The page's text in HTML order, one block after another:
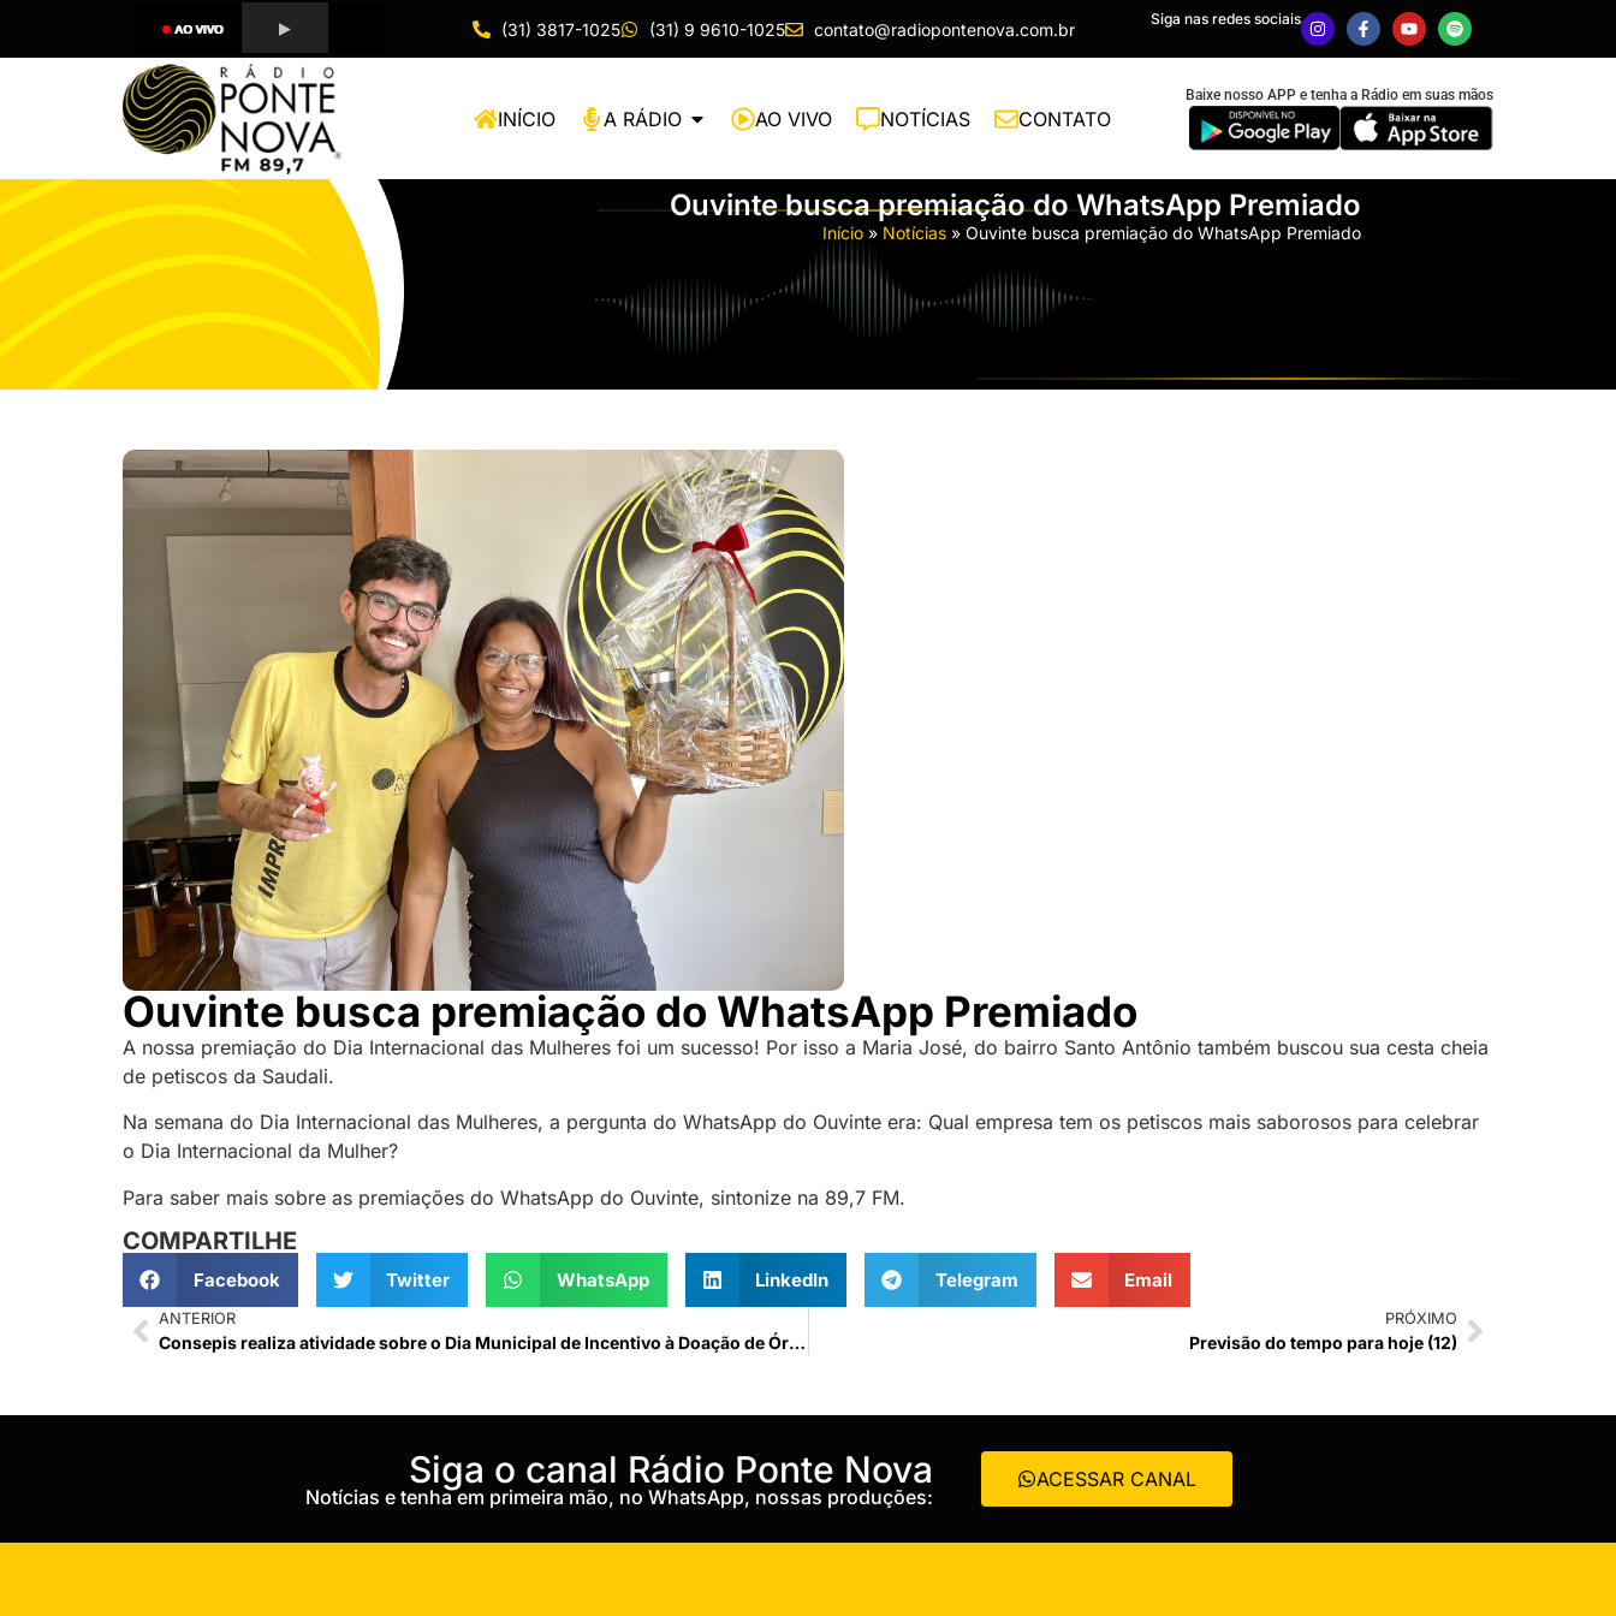
(31) 3817-1025 (31) 9 9610-1025 contato@radiopontenova.com.br Siga nas redes sociais
INÍCIO A RÁDIO AO VIVO NOTÍCIAS CONTATO
Baixe nosso APP e tenha a Rádio em suas mãos
Ouvinte busca premiação do WhatsApp Premiado
Início » Notícias »Ouvinte busca premiação do WhatsApp Premiado
Ouvinte busca premiação do WhatsApp Premiado
A nossa premiação do Dia Internacional das Mulheres foi um sucesso! Por isso a Maria José, do bairro Santo Antônio também buscou sua cesta cheia
de petiscos da Saudali.
Na semana do Dia Internacional das Mulheres, a pergunta do WhatsApp do Ouvinte era: Qual empresa tem os petiscos mais saborosos para celebrar
o Dia Internacional da Mulher?
Para saber mais sobre as premiações do WhatsApp do Ouvinte, sintonize na 89,7 FM.
COMPARTILHE
Facebook Twitter WhatsApp LinkedIn Telegram Email
ANTERIOR
Consepis realiza atividade sobre o Dia Municipal de Incentivo à Doação de Órgãos e Tecidos
PRÓXIMO
Previsão do tempo para hoje (12)
‎Siga o canal Rádio Ponte Nova
Notícias e tenha em primeira mão, no WhatsApp, nossas produções:
ACESSAR CANAL